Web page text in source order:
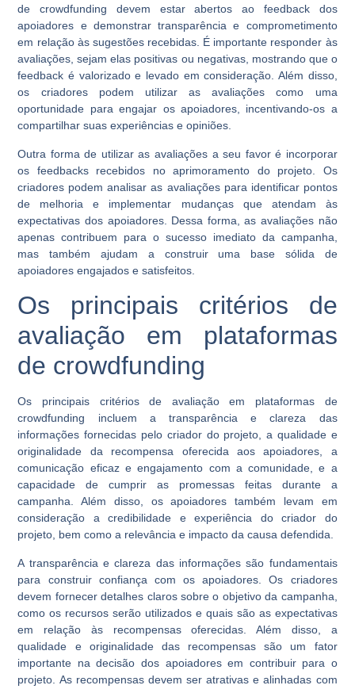
de crowdfunding devem estar abertos ao feedback dos
apoiadores e demonstrar transparência e comprometimento
em relação às sugestões recebidas. É importante responder às
avaliações, sejam elas positivas ou negativas, mostrando que o
feedback é valorizado e levado em consideração. Além disso,
os criadores podem utilizar as avaliações como uma
oportunidade para engajar os apoiadores, incentivando-os a
compartilhar suas experiências e opiniões.
Outra forma de utilizar as avaliações a seu favor é incorporar
os feedbacks recebidos no aprimoramento do projeto. Os
criadores podem analisar as avaliações para identificar pontos
de melhoria e implementar mudanças que atendam às
expectativas dos apoiadores. Dessa forma, as avaliações não
apenas contribuem para o sucesso imediato da campanha,
mas também ajudam a construir uma base sólida de
apoiadores engajados e satisfeitos.
Os principais critérios de
avaliação em plataformas
de crowdfunding
Os principais critérios de avaliação em plataformas de
crowdfunding incluem a transparência e clareza das
informações fornecidas pelo criador do projeto, a qualidade e
originalidade da recompensa oferecida aos apoiadores, a
comunicação eficaz e engajamento com a comunidade, e a
capacidade de cumprir as promessas feitas durante a
campanha. Além disso, os apoiadores também levam em
consideração a credibilidade e experiência do criador do
projeto, bem como a relevância e impacto da causa defendida.
A transparência e clareza das informações são fundamentais
para construir confiança com os apoiadores. Os criadores
devem fornecer detalhes claros sobre o objetivo da campanha,
como os recursos serão utilizados e quais são as expectativas
em relação às recompensas oferecidas. Além disso, a
qualidade e originalidade das recompensas são um fator
importante na decisão dos apoiadores em contribuir para o
projeto. As recompensas devem ser atrativas e alinhadas com